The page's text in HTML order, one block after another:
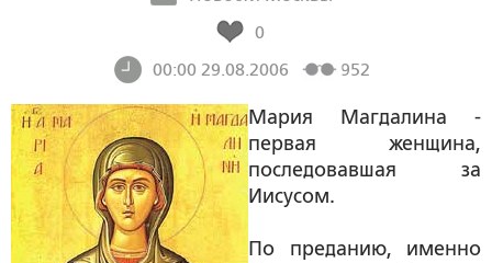
0
00:00 29.08.2006
952
Мария Магдалина -
первая женщина,
последовавшая за
Иисусом.
По преданию, именно